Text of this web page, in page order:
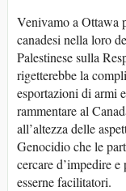
Venivamo a Ottawa
canadesi nella loro
Palestinese sulla
rigetterebbe la
esportazioni di armi
rammentare al
all’altezza delle
Genocidio che le
cercare d’impedire
esserne facilitatori.